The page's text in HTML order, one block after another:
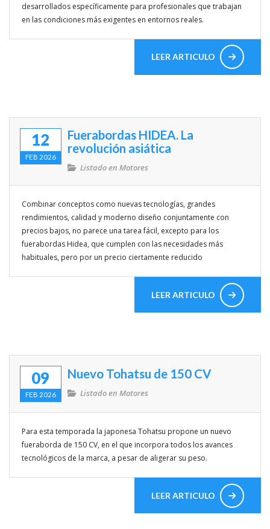
desarrollados específicamente para profesionales que trabajan
en las condiciones más exigentes en entornos reales.
LEER ARTICULO
12
FEB 2026
Fuerabordas HIDEA. La
revolución asiática
Listado enMotores
Combinar conceptos como nuevas tecnologías, grandes
rendimientos, calidad y moderno diseño conjuntamente con
precios bajos, no parece una tarea fácil, excepto para los
fuerabordas Hidea, que cumplen con las necesidades más
habituales, pero por un precio ciertamente reducido
LEER ARTICULO
09
FEB 2026
Nuevo Tohatsu de 150 CV
Listado enMotores
Para esta temporada la japonesa Tohatsu propone un nuevo
fueraborda de 150 CV, en el que incorpora todos los avances
tecnológicos de la marca, a pesar de aligerar su peso.
LEER ARTICULO